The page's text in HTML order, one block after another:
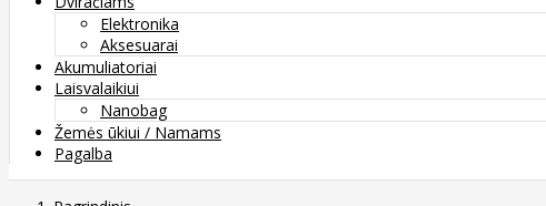
Elektronika
Aksesuarai
Akumuliatoriai
Laisvalaikiui
Nanobag
Žemės ūkiui / Namams
Pagalba